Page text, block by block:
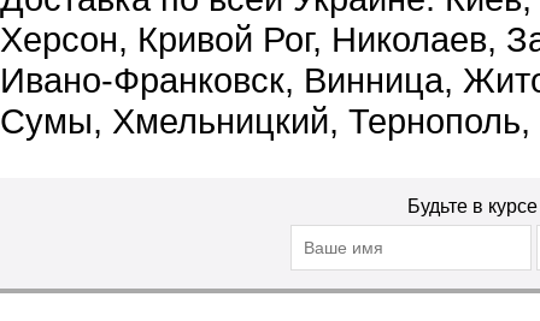
Херсон, Кривой Рог, Николаев,
Ивано-Франковск, Винница,
Сумы, Хмельницкий, Тернополь,
Будьте в